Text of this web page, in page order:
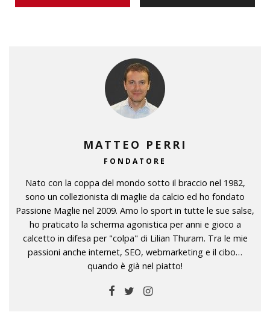
MATTEO PERRI
FONDATORE
Nato con la coppa del mondo sotto il braccio nel 1982,
sono un collezionista di maglie da calcio ed ho fondato
Passione Maglie nel 2009. Amo lo sport in tutte le sue salse,
ho praticato la scherma agonistica per anni e gioco a
calcetto in difesa per "colpa" di Lilian Thuram. Tra le mie
passioni anche internet, SEO, webmarketing e il cibo…
quando è già nel piatto!